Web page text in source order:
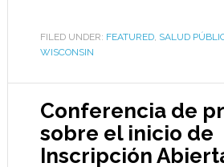
FILED UNDER: FEATURED, SALUD
WISCONSIN
Conferencia de
sobre el inicio de
Inscripción